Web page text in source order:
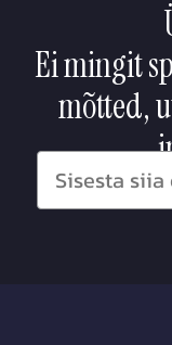
Ei mingit
mõtted,